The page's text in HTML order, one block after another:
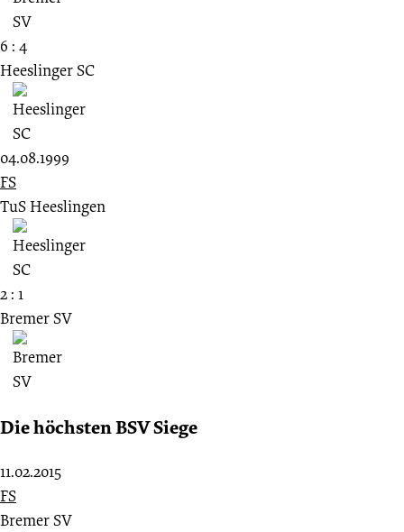
6 : 4
Heeslinger SC
04.08.1999
FS
TuS Heeslingen
2 : 1
Bremer SV
Die höchsten BSV Siege
11.02.2015
FS
Bremer SV